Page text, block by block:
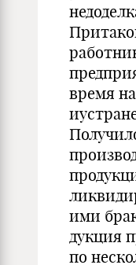
время
ими
дукция
по